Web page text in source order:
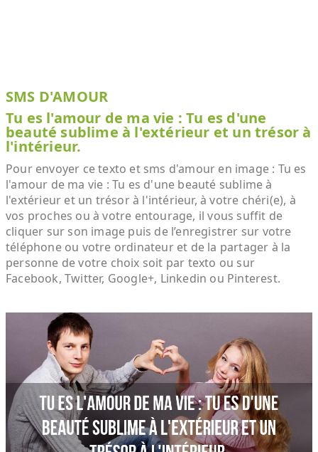
SMS D'AMOUR
Tu es l'amour de ma vie : Tu es d'une
beauté sublime à l'extérieur et un trésor à
l'intérieur.
Pour envoyer ce texto et sms d'amour en image : Tu es
l'amour de ma vie : Tu es d'une beauté sublime à
l'extérieur et un trésor à l'intérieur, à votre chéri(e), à
vos proches ou à votre entourage, il vous suffit de
cliquer sur son image puis de l’enregistrer sur votre
téléphone ou votre ordinateur et de la partager à la
personne de votre choix soit par texto ou sur
Facebook, Twitter, Google+, Linkedin ou Pinterest.